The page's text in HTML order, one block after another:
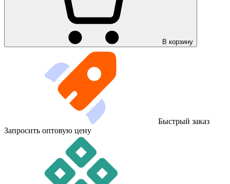
В корзину
Быстрый заказ
Запросить оптовую цену